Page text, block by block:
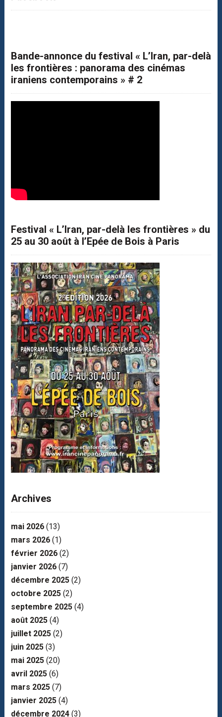
Bande-annonce du festival « L’Iran, par-delà
les frontières : panorama des cinémas
iraniens contemporains » # 2
Festival « L’Iran, par-delà les frontières » du
25 au 30 août à l’Epée de Bois à Paris
Archives
mai 2026(13)
mars 2026(1)
février 2026(2)
janvier 2026(7)
décembre 2025(2)
octobre 2025(2)
septembre 2025(4)
août 2025(4)
juillet 2025(2)
juin 2025(3)
mai 2025(20)
avril 2025(6)
mars 2025(7)
janvier 2025(4)
décembre 2024(3)